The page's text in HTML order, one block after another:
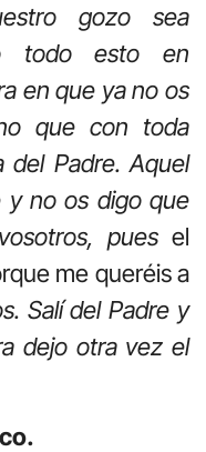
gozo sea
todo esto en
en que ya no os
que con toda
del Padre. Aquel
y no os digo que
pues el
me queréis a
Salí del Padre y
dejo otra vez el